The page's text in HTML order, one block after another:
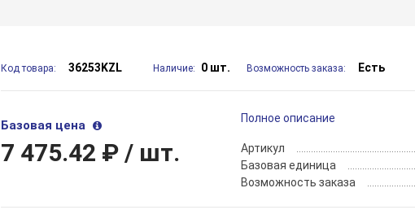
Код товара: 36253KZL Наличие: 0 шт. Возможность заказа: Есть
Базовая цена
7 475.42 ₽ / шт.
Полное описание
Артикул
Базовая единица
Возможность заказа